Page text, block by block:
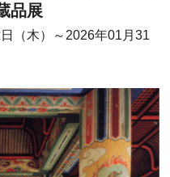
品展
（木）～2026年01月31